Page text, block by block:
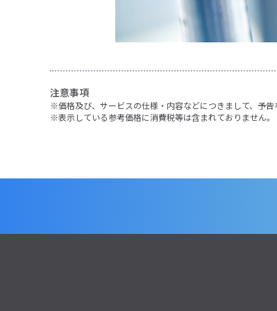
注意事項
価格及び、サービスの仕様・内容などにつきまして、予告
表示している参考価格に消費税等は含まれておりません。